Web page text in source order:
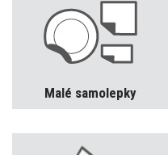
Malé samolepky